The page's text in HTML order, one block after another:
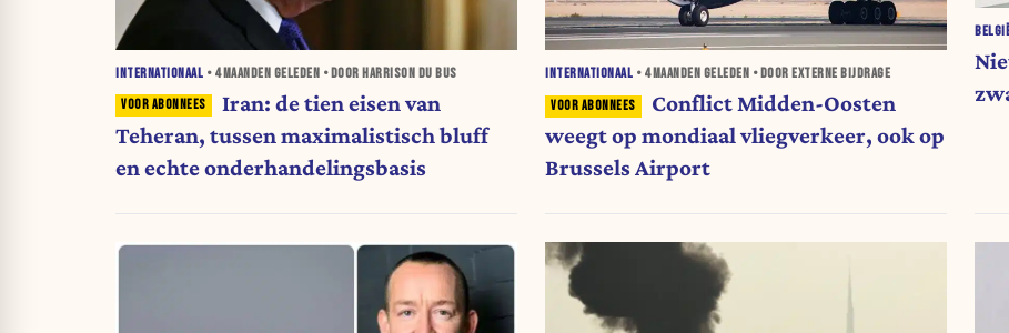
INTERNATIONAAL • 4 MAANDEN GELEDEN • DOOR HARRISON DU BUS
Iran: de tien eisen van
Teheran, tussen maximalistisch bluff
en echte onderhandelingsbasis
INTERNATIONAAL • 4 MAANDEN GELEDEN • DOOR EXTERNE BIJDRAGE
Conflict Midden-Oosten
weegt op mondiaal vliegverkeer, ook op
Brussels Airport